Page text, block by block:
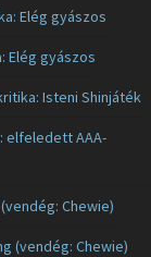
Elég gyászos
Elég gyászos
Isteni Shinjáték
elfeledett AAA-
Chewie)
(vendég: Chewie)